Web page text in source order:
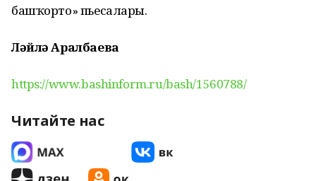
башҡорто» пьесалары.
Ләйлә Аралбаева
https://www.bashinform.ru/bash/1560788/
Читайте нас